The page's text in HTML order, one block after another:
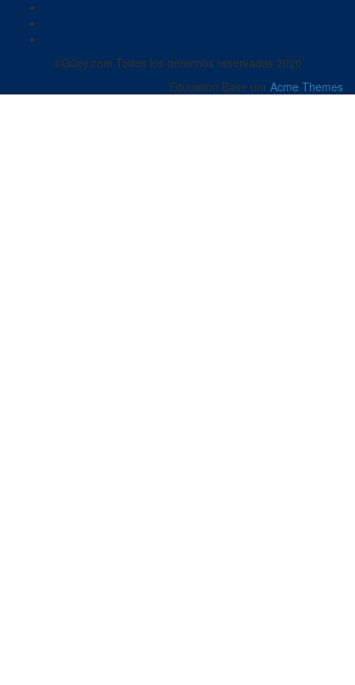
©Güey.com Todos los derechos reservados 2020
Education Base por Acme Themes